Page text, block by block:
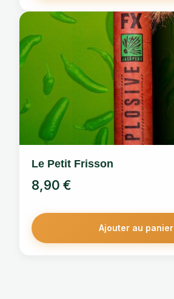
Le Petit Frisson
8,90 €
Ajouter au panier